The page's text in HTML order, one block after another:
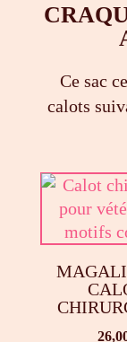
Ce sac
calots